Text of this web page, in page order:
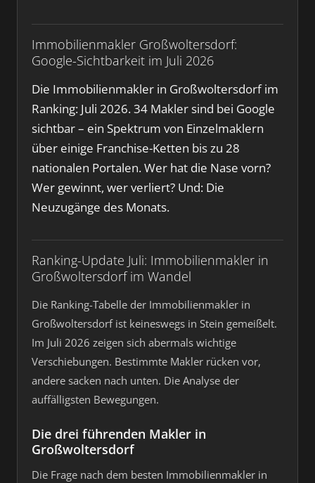
Immobilienmakler Großwoltersdorf:
Google-Sichtbarkeit im Juli 2026
Die Immobilienmakler in Großwoltersdorf im
Ranking: Juli 2026. 34 Makler sind bei Google
sichtbar – ein Spektrum von Einzelmaklern
über einige Franchise-Ketten bis zu 28
nationalen Portalen. Wer hat die Nase vorn?
Wer gewinnt, wer verliert? Und: Die
Neuzugänge des Monats.
Ranking-Update Juli: Immobilienmakler in
Großwoltersdorf im Wandel
Die Ranking-Tabelle der Immobilienmakler in
Großwoltersdorf ist keineswegs in Stein gemeißelt.
Im Juli 2026 zeigen sich abermals wichtige
Verschiebungen. Bestimmte Makler rücken vor,
andere sacken nach unten. Die Analyse der
auffälligsten Bewegungen.
Die drei führenden Makler in
Großwoltersdorf
Die Frage nach dem besten Immobilienmakler in